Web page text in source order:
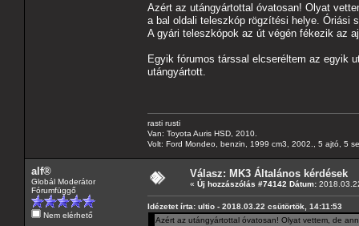
Azért az utángyártottal óvatosan! Olyat
a bal oldali teleszkóp rögzítési helye. Óriási
A gyári teleszkópok az út végén fékezik az
Egyik fórumos társsal elcseréltem az egyik
utángyártott.
rasti rusti
Van: Toyota Auris HSD, 2010.
Volt: Ford Mondeo, benzin, 1999 cm3, 2002., 5 ajtó, 5
alf®
Globál Moderátor
Fórumfüggő
Nem elérhető
Válasz: MK3 Általános kérdések
« Új hozzászólás #74142 Dátum:
Idézetet írta: ultio - 2018.03.22 csütörtök, 14:11:53
Azért az utángyártottal óvatosan! Olyat vettem, de